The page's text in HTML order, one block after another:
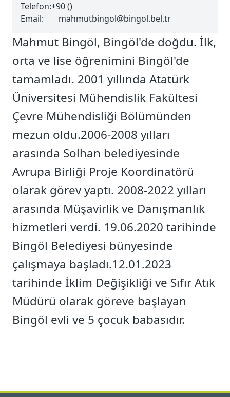
Telefon:+90 ()
Email:
mahmutbingol@bingol.bel.tr
Mahmut Bingöl, Bingöl'de doğdu. İlk,
orta ve lise öğrenimini Bingöl'de
tamamladı. 2001 yıllında Atatürk
Üniversitesi Mühendislik Fakültesi
Çevre Mühendisliği Bölümünden
mezun oldu.2006-2008 yılları
arasında Solhan belediyesinde
Avrupa Birliği Proje Koordinatörü
olarak görev yaptı. 2008-2022 yılları
arasında Müşavirlik ve Danışmanlık
hizmetleri verdi. 19.06.2020 tarihinde
Bingöl Belediyesi bünyesinde
çalışmaya başladı.12.01.2023
tarihinde İklim Değişikliği ve Sıfır Atık
Müdürü olarak göreve başlayan
Bingöl evli ve 5 çocuk babasıdır.